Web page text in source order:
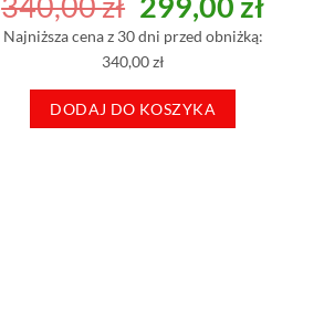
cena
wynosiła:
340,00 zł.
Najniższa cena z 30 dni przed obniżką:
340,00 zł
DODAJ DO KOSZYKA